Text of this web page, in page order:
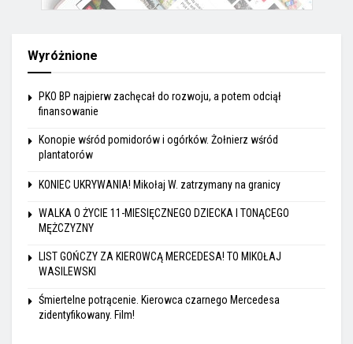
Wyróżnione
PKO BP najpierw zachęcał do rozwoju, a potem odciął
finansowanie
Konopie wśród pomidorów i ogórków. Żołnierz wśród
plantatorów
KONIEC UKRYWANIA! Mikołaj W. zatrzymany na granicy
WALKA O ŻYCIE 11-MIESIĘCZNEGO DZIECKA I TONĄCEGO
MĘŻCZYZNY
LIST GOŃCZY ZA KIEROWCĄ MERCEDESA! TO MIKOŁAJ
WASILEWSKI
Śmiertelne potrącenie. Kierowca czarnego Mercedesa
zidentyfikowany. Film!